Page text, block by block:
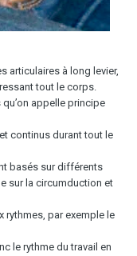
articulaires à long levier,
tout le corps.
appelle principe
continus durant tout le
basés sur différents
sur la circumduction et
rythmes, par exemple le
le rythme du travail en